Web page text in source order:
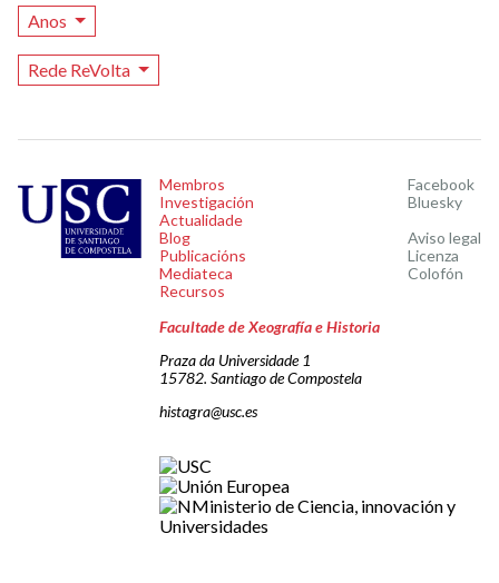
Anos
Rede ReVolta
Membros
Investigación
Actualidade
Blog
Publicacións
Mediateca
Recursos
Facebook
Bluesky
Aviso legal
Licenza
Colofón
Facultade de Xeografía e Historia
Praza da Universidade 1
15782. Santiago de Compostela
histagra@usc.es